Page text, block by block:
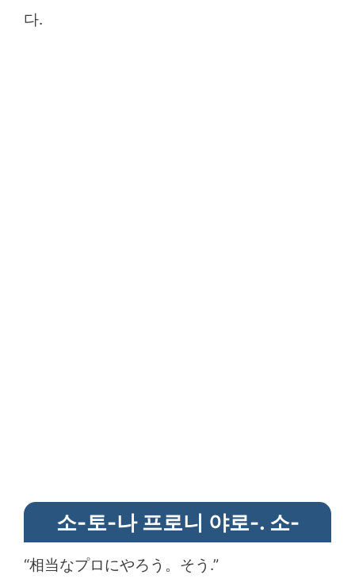
다.
소-토-나 프로니 야로-. 소-
“相当なプロにやろう。そう.”